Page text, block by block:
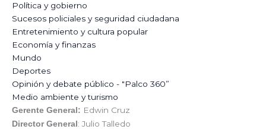
Política y gobierno
Sucesos policiales y seguridad ciudadana
Entretenimiento y cultura popular
Economía y finanzas
Mundo
Deportes
Opinión y debate público - "Palco 360”
Medio ambiente y turismo
Gerente General: Edwin Cruz
Director General: Julio Talledo